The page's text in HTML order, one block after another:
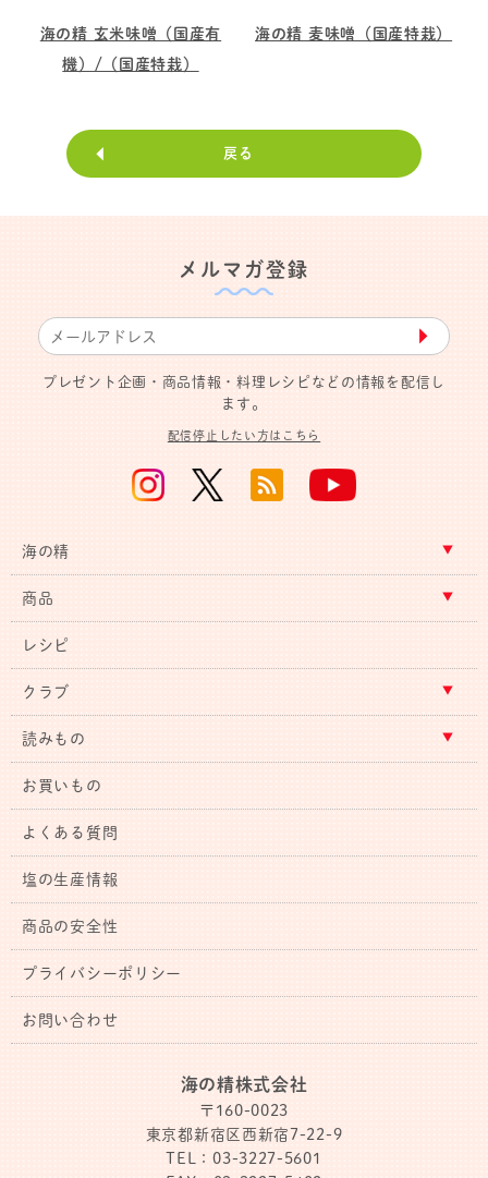
海の精 玄米味噌（国産有
機）/（国産特栽）
海の精 麦味噌（国産特栽）
戻る
メルマガ登録
▶︎
プレゼント企画・商品情報・料理レシピなどの情報を配信し
ます。
配信停止したい方はこちら
海の精
商品
レシピ
クラブ
読みもの
お買いもの
よくある質問
塩の生産情報
商品の安全性
プライバシーポリシー
お問い合わせ
海の精株式会社
〒160-0023
東京都新宿区西新宿7-22-9
TEL：03-3227-5601